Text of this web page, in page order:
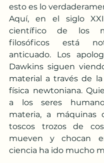
esto es lo
Aquí, en el siglo
científico de los
filosóficos está
anticuado. Los
Dawkins siguen
material a través de
física newtoniana.
a los seres
materia, a máquinas
toscos trozos de
mueven y chocan
ciencia ha ido mucho